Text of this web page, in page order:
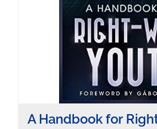
A Handbook for